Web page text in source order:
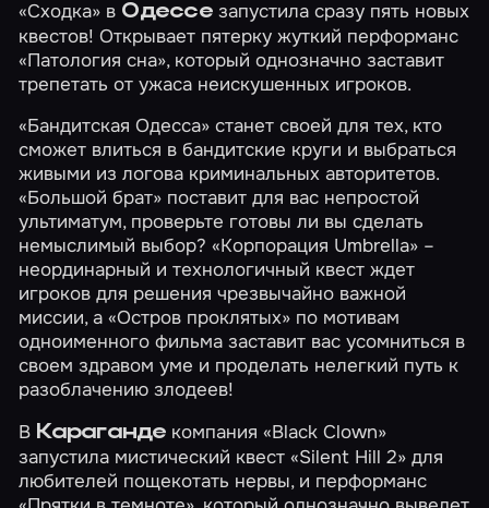
«Сходка» в Одессезапустила сразу пять новых
квестов! Открывает пятерку жуткий перформанс
«Патология сна», который однозначно заставит
трепетать от ужаса неискушенных игроков.
«Бандитская Одесса» станет своей для тех, кто
сможет влиться в бандитские круги и выбраться
живыми из логова криминальных авторитетов.
«Большой брат» поставит для вас непростой
ультиматум, проверьте готовы ли вы сделать
немыслимый выбор?«Корпорация Umbrella» –
неординарный и технологичный квест ждет
игроков для решения чрезвычайно важной
миссии, а«Остров проклятых» по мотивам
одноименного фильма заставит вас усомниться в
своем здравом уме и проделать нелегкий путь к
разоблачению злодеев!
В Караганде компания «Black Clown»
запустила мистический квест«Silent Hill 2» для
любителей пощекотать нервы, и перформанс